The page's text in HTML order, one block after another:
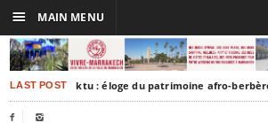
LAST POSTTimbuktu : éloge du patrimoine afro-berbère
 
☰ MAIN MENU